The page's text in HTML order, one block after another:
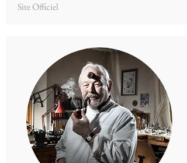
Site Officiel